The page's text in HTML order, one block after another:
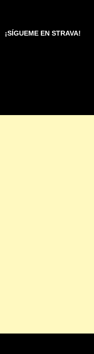
¡SÍGUEME EN STRAVA!